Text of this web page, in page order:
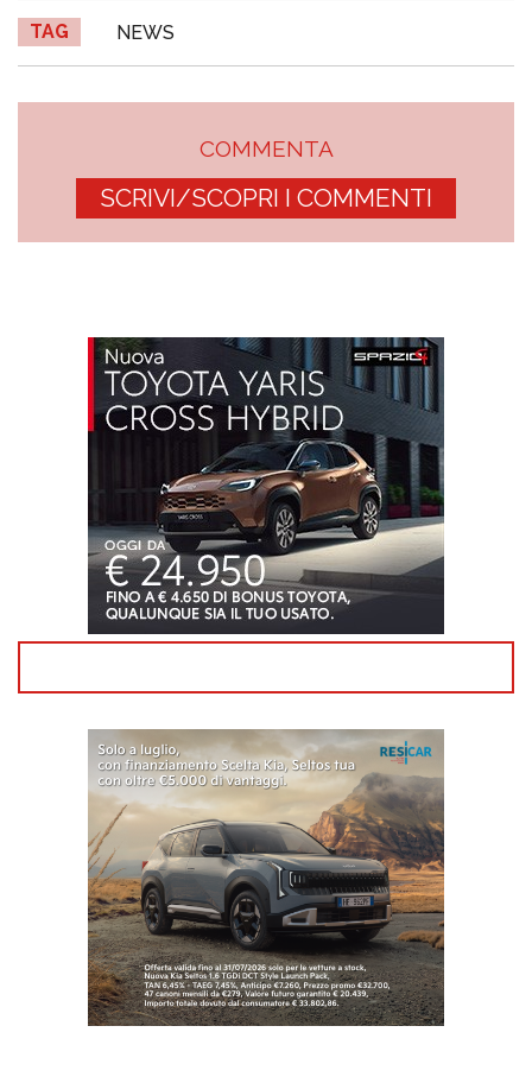
TAG NEWS
COMMENTA
SCRIVI/SCOPRI I COMMENTI